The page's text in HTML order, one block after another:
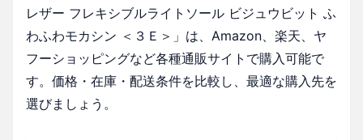
レザー フレキシブルライトソール ビジュウビット ふ
わふわモカシン ＜３Ｅ＞」は、Amazon、楽天、ヤ
フーショッピングなど各種通販サイトで購入可能で
す。価格・在庫・配送条件を比較し、最適な購入先を
選びましょう。